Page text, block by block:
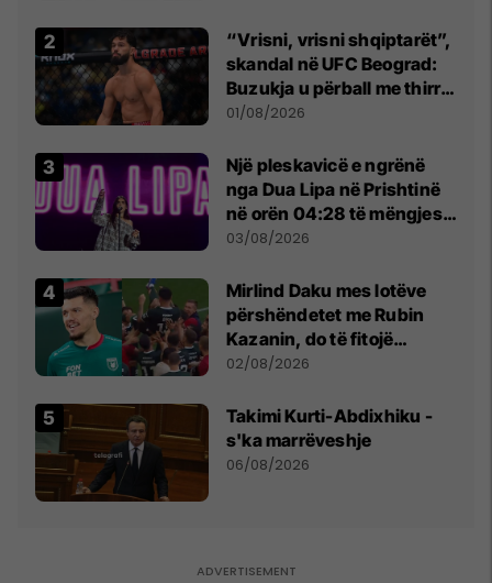
“Vrisni, vrisni shqiptarët”,
skandal në UFC Beograd:
Buzukja u përball me thirrje
anti-shqiptare nga
01/08/2026
Një pleskavicë e ngrënë
nga Dua Lipa në Prishtinë
në orën 04:28 të mëngjesit
- dhe bota digjitale serbe
03/08/2026
Mirlind Daku mes lotëve
përshëndetet me Rubin
Kazanin, do të fitojë
miliona te Spartak Moska
02/08/2026
Takimi Kurti-Abdixhiku -
s'ka marrëveshje
06/08/2026